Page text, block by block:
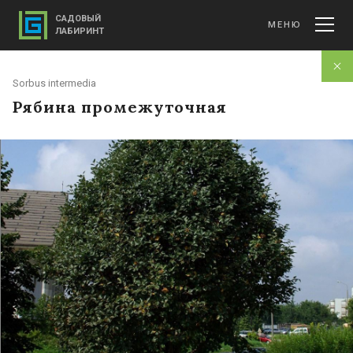
Sorbus intermedia
Рябина промежуточная
САДОВЫЙ
ЛАБИРИНТ
МЕНЮ